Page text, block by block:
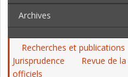
Archives
Recherches et publications
Jurisprudence
Revue de
officiels